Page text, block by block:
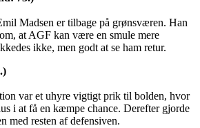
Madsen er tilbage på grønsværen. Han
at AGF kan være en smule mere
ikke, men godt at se ham retur.
var et uhyre vigtigt prik til bolden, hvor
i at få en kæmpe chance. Derefter gjorde
med resten af defensiven.